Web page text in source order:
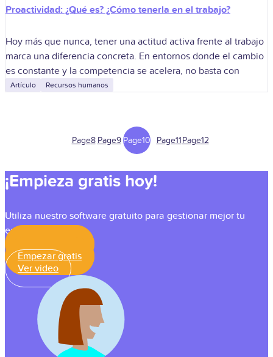
Proactividad: ¿Qué es? ¿Cómo tenerla en el trabajo?
Hoy más que nunca, tener una actitud activa frente al trabajo
marca una diferencia concreta. En entornos donde el cambio
es constante y la competencia se acelera, no basta con
Artículo Recursos humanos
Page8 Page9 Page10 Page11Page12
¡Empieza gratis hoy!
Utiliza nuestro software gratuito para gestionar mejor tu
equipo
Empezar gratis
Ver video